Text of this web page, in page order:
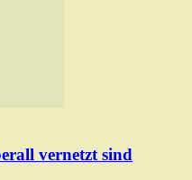
vernetzt sind